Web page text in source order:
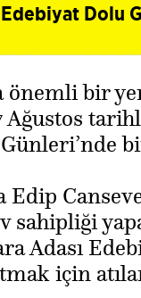
Edebiyat Dolu
önemli bir
Ağustos
Edip
sahipliği
Adası
için